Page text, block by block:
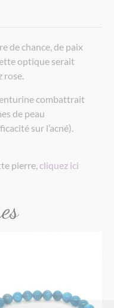
de chance, de paix
optique serait
rose.
combattrait
de peau
sur l’acné).
pierre,cliquez ici